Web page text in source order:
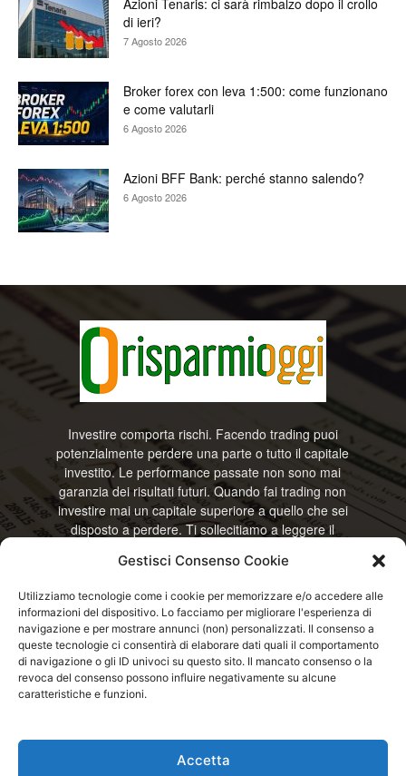
Gestisci Consenso Cookie
Utilizziamo tecnologie come i cookie per memorizzare e/o accedere alle
informazioni del dispositivo. Lo facciamo per migliorare l'esperienza di
navigazione e per mostrare annunci (non) personalizzati. Il consenso a
queste tecnologie ci consentirà di elaborare dati quali il comportamento
di navigazione o gli ID univoci su questo sito. Il mancato consenso o la
revoca del consenso possono influire negativamente su alcune
caratteristiche e funzioni.
Accetta
di ieri?
7 Agosto 2026
Broker forex con leva 1:500: come funzionano
e come valutarli
6 Agosto 2026
Azioni BFF Bank: perché stanno salendo?
6 Agosto 2026
Investire comporta rischi. Facendo trading puoi
potenzialmente perdere una parte o tutto il capitale
investito. Le performance passate non sono mai
garanzia dei risultati futuri. Quando fai trading non
investire mai un capitale superiore a quello che sei
disposto a perdere. Ti sollecitiamo a leggere il
RisparmiOggi non offre alcun genere di consulenza
informazioni riportate. Continuando ad accedere o
a usare questo sito o ogni servizio disponibile
questo sito, dichiari di accettare termini e condizioni
previste. © RisparmiOggi
Contattaci: